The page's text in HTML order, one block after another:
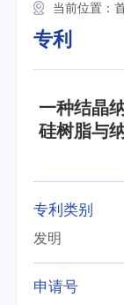
当前位置：
专利
一种结晶
硅树脂与
专利类别
发明
申请号